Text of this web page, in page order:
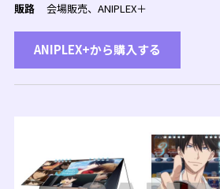
販路
会場販売、ANIPLEX＋
ANIPLEX+から購入する